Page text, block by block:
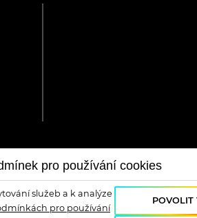
pro používání cookies
služeb a k analýze
pro používání
POVOLIT